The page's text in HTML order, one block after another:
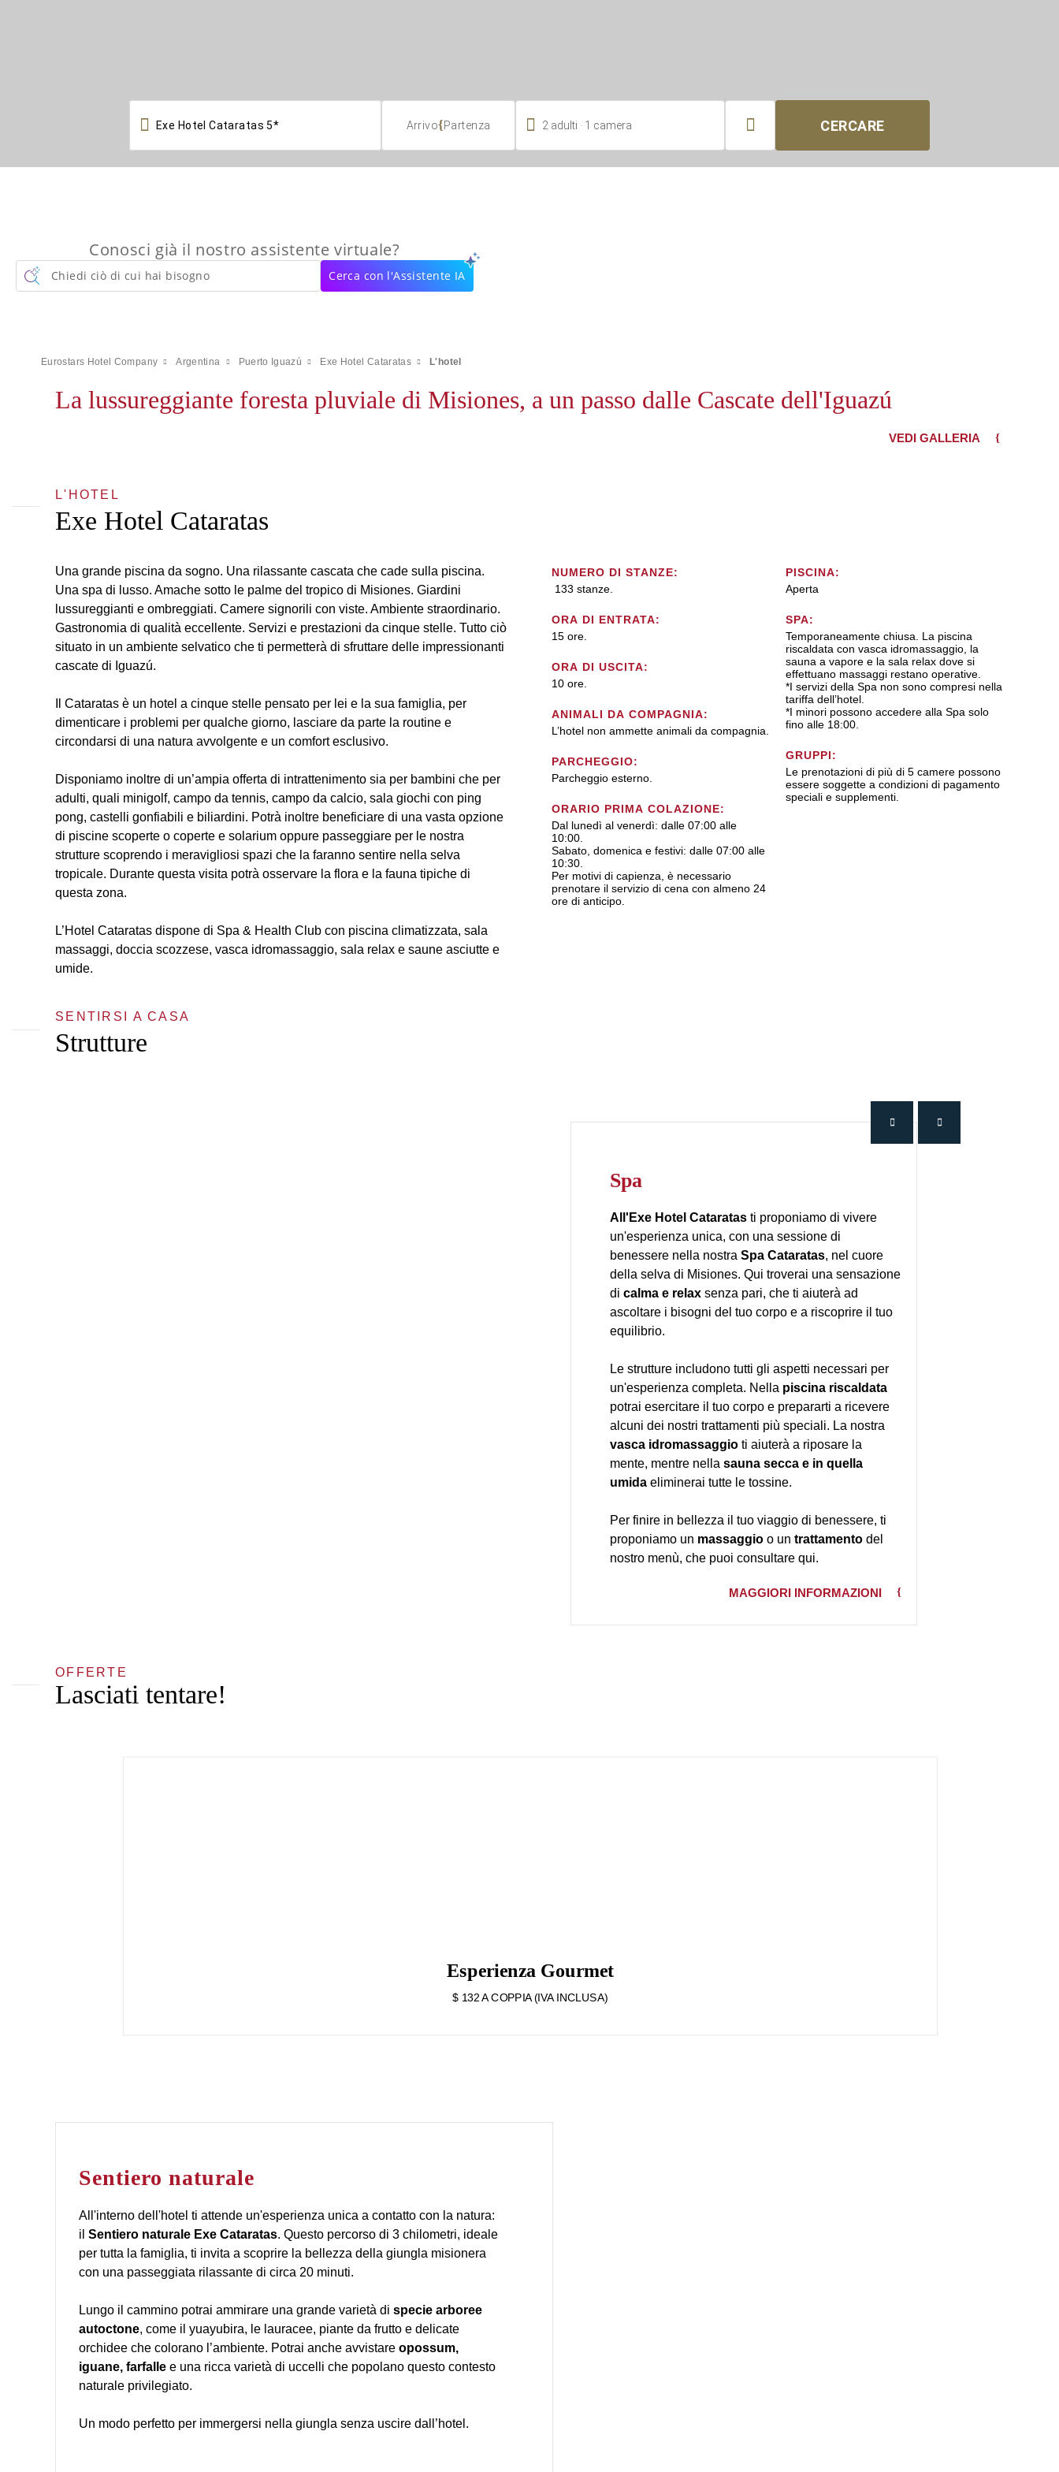
 Arrivo{Partenza  2 adulti 1 camera  CERCARE
Conosci già il nostro assistente virtuale?
Chiedi ciò di cui hai bisogno Cerca con l'Assistente IA
Eurostars Hotel Company Argentina Puerto Iguazú Exe Hotel Cataratas L'hotel
La lussureggiante foresta pluviale di Misiones, a un passo dalle Cascate dell'Iguazú
VEDI GALLERIA
L'HOTEL
Exe Hotel Cataratas
Una grande piscina da sogno. Una rilassante cascata che cade sulla piscina.
Una spa di lusso. Amache sotto le palme del tropico di Misiones. Giardini
lussureggianti e ombreggiati. Camere signorili con viste. Ambiente straordinario.
Gastronomia di qualità eccellente. Servizi e prestazioni da cinque stelle. Tutto ciò
situato in un ambiente selvatico che ti permetterà di sfruttare delle impressionanti
cascate di Iguazú.
Il Cataratas è un hotel a cinque stelle pensato per lei e la sua famiglia, per
dimenticare i problemi per qualche giorno, lasciare da parte la routine e
circondarsi di una natura avvolgente e un comfort esclusivo.
Disponiamo inoltre di un’ampia offerta di intrattenimento sia per bambini che per
adulti, quali minigolf, campo da tennis, campo da calcio, sala giochi con ping
pong, castelli gonfiabili e biliardini. Potrà inoltre beneficiare di una vasta opzione
di piscine scoperte o coperte e solarium oppure passeggiare per le nostra
strutture scoprendo i meravigliosi spazi che la faranno sentire nella selva
tropicale. Durante questa visita potrà osservare la flora e la fauna tipiche di
questa zona.
L’Hotel Cataratas dispone di Spa & Health Club con piscina climatizzata, sala
massaggi, doccia scozzese, vasca idromassaggio, sala relax e saune asciutte e
umide.
NUMERO DI STANZE:
133 stanze.
ORA DI ENTRATA:
15 ore.
ORA DI USCITA:
10 ore.
ANIMALI DA COMPAGNIA:
L’hotel non ammette animali da compagnia.
PARCHEGGIO:
Parcheggio esterno.
ORARIO PRIMA COLAZIONE:
Dal lunedì al venerdì: dalle 07:00 alle
10:00.
Sabato, domenica e festivi: dalle 07:00 alle
10:30.
Per motivi di capienza, è necessario
prenotare il servizio di cena con almeno 24
ore di anticipo.
PISCINA:
Aperta
SPA:
Temporaneamente chiusa. La piscina
riscaldata con vasca idromassaggio, la
sauna a vapore e la sala relax dove si
effettuano massaggi restano operative.
*I servizi della Spa non sono compresi nella
tariffa dell’hotel.
*I minori possono accedere alla Spa solo
fino alle 18:00.
GRUPPI:
Le prenotazioni di più di 5 camere possono
essere soggette a condizioni di pagamento
speciali e supplementi.
SENTIRSI A CASA
Strutture
Spa
All'Exe Hotel Cataratas ti proponiamo di vivere
un'esperienza unica, con una sessione di
benessere nella nostra Spa Cataratas, nel cuore
della selva di Misiones. Qui troverai una sensazione
di calma e relax senza pari, che ti aiuterà ad
ascoltare i bisogni del tuo corpo e a riscoprire il tuo
equilibrio.
Le strutture includono tutti gli aspetti necessari per
un'esperienza completa. Nella piscina riscaldata
potrai esercitare il tuo corpo e prepararti a ricevere
alcuni dei nostri trattamenti più speciali. La nostra
vasca idromassaggio ti aiuterà a riposare la
mente, mentre nella sauna secca e in quella
umida eliminerai tutte le tossine.
Per finire in bellezza il tuo viaggio di benessere, ti
proponiamo un massaggio o un trattamento del
nostro menù, che puoi consultare qui.
MAGGIORI INFORMAZIONI
OFFERTE
Lasciati tentare!
Esperienza Gourmet
$ 132 A COPPIA (IVA INCLUSA)
Sentiero naturale
All'interno dell'hotel ti attende un'esperienza unica a contatto con la natura:
il Sentiero naturale Exe Cataratas. Questo percorso di 3 chilometri, ideale
per tutta la famiglia, ti invita a scoprire la bellezza della giungla misionera
con una passeggiata rilassante di circa 20 minuti.
Lungo il cammino potrai ammirare una grande varietà di specie arboree
autoctone, come il yuayubira, le lauracee, piante da frutto e delicate
orchidee che colorano l’ambiente. Potrai anche avvistare opossum,
iguane, farfalle e una ricca varietà di uccelli che popolano questo contesto
naturale privilegiato.
Un modo perfetto per immergersi nella giungla senza uscire dall’hotel.